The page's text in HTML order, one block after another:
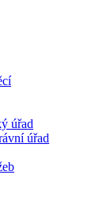
úřad
úřad